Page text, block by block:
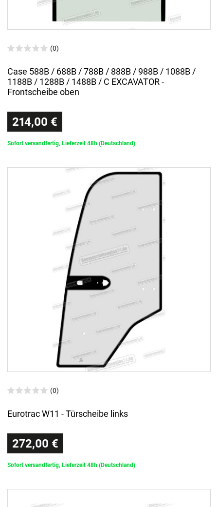
(0)
Case 588B / 688B / 788B / 888B / 988B / 1088B /
1188B / 1288B / 1488B / C EXCAVATOR -
Frontscheibe oben
214,00 €
Sofort versandfertig, Lieferzeit 48h (Deutschland)
(0)
Eurotrac W11 - Türscheibe links
272,00 €
Sofort versandfertig, Lieferzeit 48h (Deutschland)